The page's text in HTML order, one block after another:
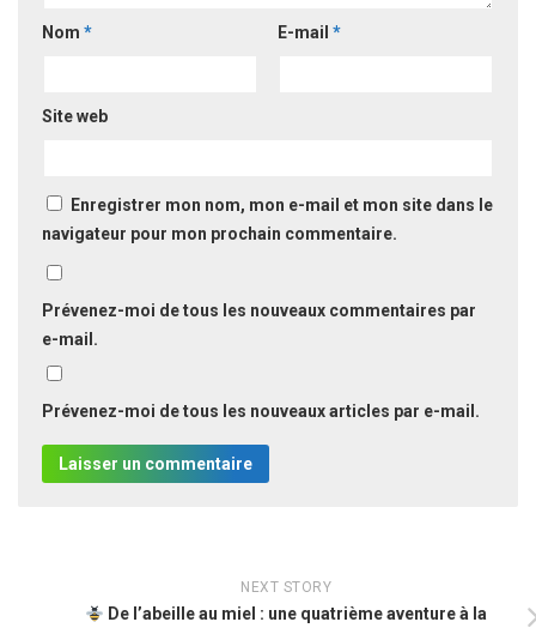
Nom * E-mail *
Site web
Enregistrer mon nom, mon e-mail et mon site dans le
navigateur pour mon prochain commentaire.
Prévenez-moi de tous les nouveaux commentaires par
e-mail.
Prévenez-moi de tous les nouveaux articles par e-mail.
NEXT STORY
De l’abeille au miel : une quatrième aventure à la